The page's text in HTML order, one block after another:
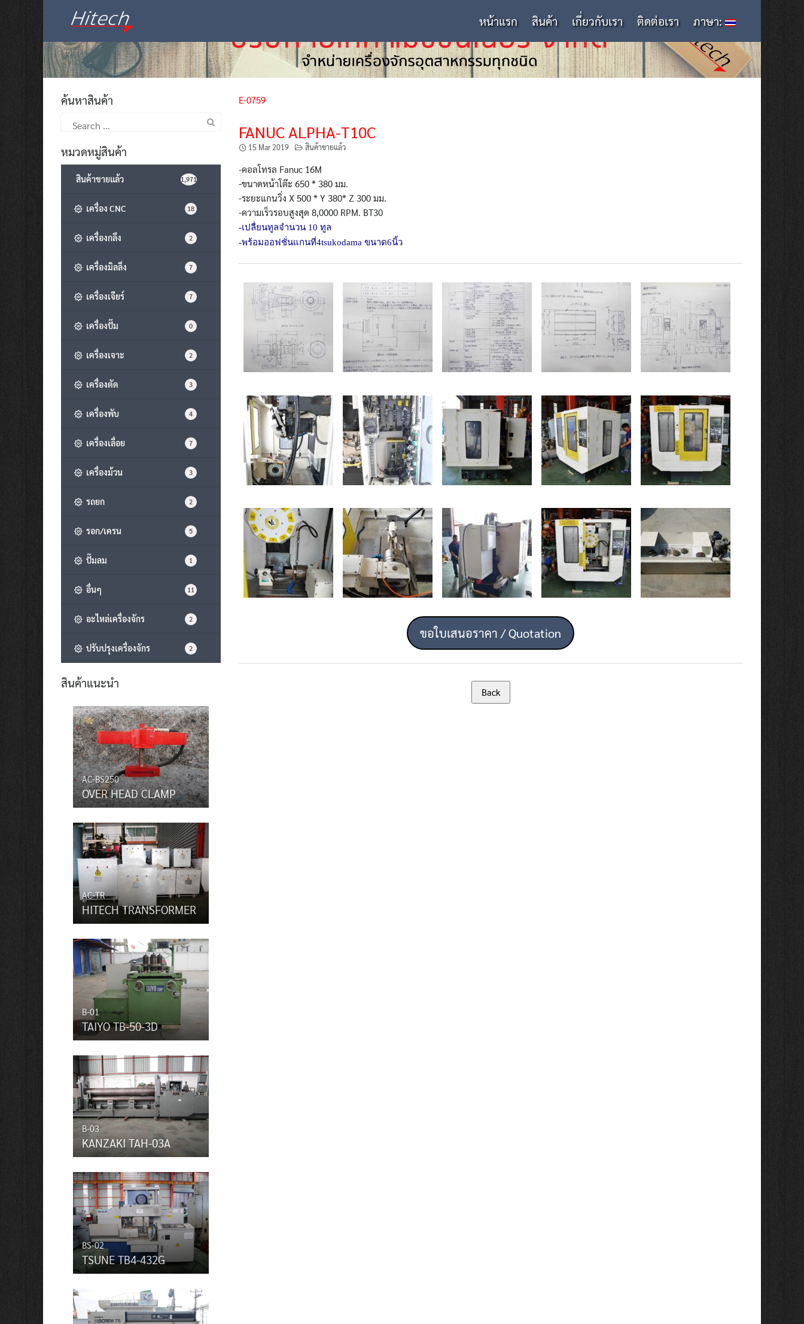
หน้าแรก สินค้า เกี่ยวกับเรา ติดต่อเรา ภาษา:
E-0759
FANUC ALPHA-T10C
15 Mar 2019 สินค้าขายแล้ว
-คอลโทรล Fanuc 16M
-ขนาดหน้าโต๊ะ 650 * 380 มม.
-ระยะแกนวิ่ง X 500 * Y 380* Z 300 มม.
-ความเร็วรอบสูงสุด 8,0000 RPM. BT30
-เปลื่ยนทูลจำนวน 10 ทูล
-พร้อมออฟชั่นแกนที่4tsukodama ขนาด6นิ้ว
ขอใบเสนอราคา / Quotation
ค้นหาสินค้า
for:
หมวดหมู่สินค้า
สินค้าขายแล้ว 1,971
เครื่อง CNC 18
เครื่องกลึง 2
เครื่องมิลลิ่ง 7
เครื่องเจียร์ 7
เครื่องปั๊ม 0
เครื่องเจาะ 2
เครื่องตัด 3
เครื่องพับ 4
เครื่องเลื่อย 7
เครื่องม้วน 3
รถยก 2
รอก/เครน 5
ปั๊มลม 1
อื่นๆ 11
อะไหล่เครื่องจักร 2
ปรับปรุงเครื่องจักร 2
สินค้าแนะนำ
AC-BS250
OVER HEAD CLAMP
AC-TR
HITECH TRANSFORMER
B-01
TAIYO TB-50-3D
B-03
KANZAKI TAH-03A
BS-02
TSUNE TB4-432G